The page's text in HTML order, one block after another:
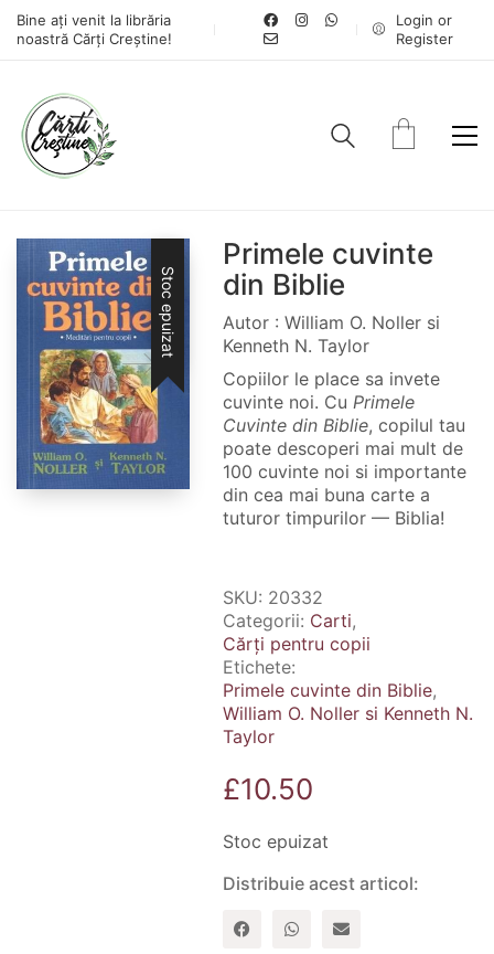
Bine ați venit la librăria
noastră Cărți Creștine!
Login or
Register
Stoc epuizat
Primele cuvinte
din Biblie
Autor : William O. Noller si
Kenneth N. Taylor
Copiilor le place sa invete
cuvinte noi. Cu Primele
Cuvinte din Biblie, copilul tau
poate descoperi mai mult de
100 cuvinte noi si importante
din cea mai buna carte a
tuturor timpurilor — Biblia!
SKU: 20332
Categorii: Carti,
Cărți pentru copii
Etichete:
Primele cuvinte din Biblie,
William O. Noller si Kenneth N.
Taylor
£10.50
Stoc epuizat
Distribuie acest articol: